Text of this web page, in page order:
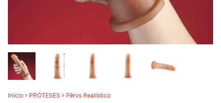
Início > PRÓTESES > Pênis Realístico